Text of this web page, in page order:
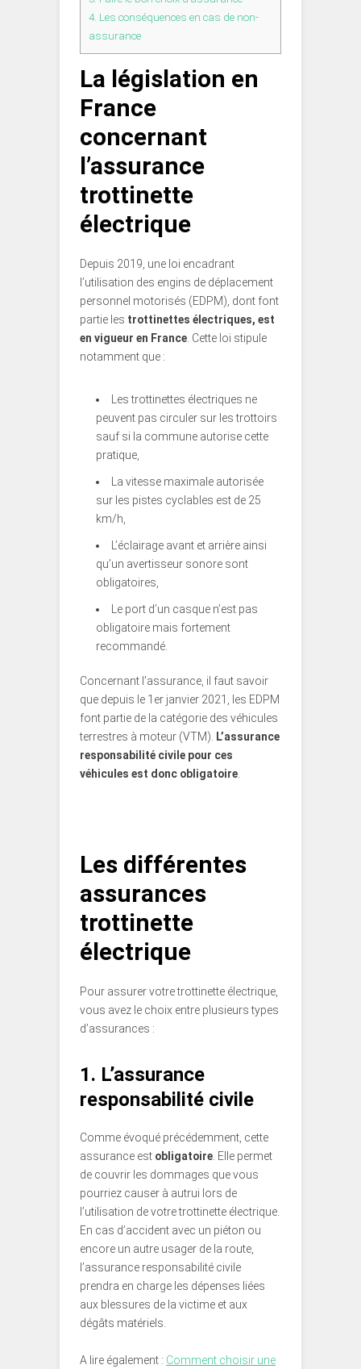
4. Les conséquences en cas de non-
assurance
La législation en
France
concernant
l’assurance
trottinette
électrique
Depuis 2019, une loi encadrant
l’utilisation des engins de déplacement
personnel motorisés (EDPM), dont font
partie les trottinettes électriques, est
en vigueur en France. Cette loi stipule
notamment que :
Les trottinettes électriques ne
peuvent pas circuler sur les trottoirs
sauf si la commune autorise cette
pratique,
La vitesse maximale autorisée
sur les pistes cyclables est de 25
km/h,
L’éclairage avant et arrière ainsi
qu’un avertisseur sonore sont
obligatoires,
Le port d’un casque n’est pas
obligatoire mais fortement
recommandé.
Concernant l’assurance, il faut savoir
que depuis le 1er janvier 2021, les EDPM
font partie de la catégorie des véhicules
terrestres à moteur (VTM). L’assurance
responsabilité civile pour ces
véhicules est donc obligatoire.
Les différentes
assurances
trottinette
électrique
Pour assurer votre trottinette électrique,
vous avez le choix entre plusieurs types
d’assurances :
1. L’assurance
responsabilité civile
Comme évoqué précédemment, cette
assurance est obligatoire. Elle permet
de couvrir les dommages que vous
pourriez causer à autrui lors de
l’utilisation de votre trottinette électrique.
En cas d’accident avec un piéton ou
encore un autre usager de la route,
l’assurance responsabilité civile
prendra en charge les dépenses liées
aux blessures de la victime et aux
dégâts matériels.
A lire également : Comment choisir une